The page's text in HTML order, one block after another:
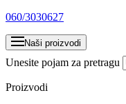
060/3030627
Naši proizvodi
Unesite pojam za pretragu
Proizvodi